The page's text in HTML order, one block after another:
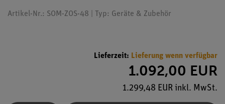
Artikel-Nr.: SOM-ZOS-48 | Typ: Geräte & Zubehör
Lieferzeit: Lieferung wenn verfügbar
1.092,00 EUR
1.299,48 EUR inkl. MwSt.